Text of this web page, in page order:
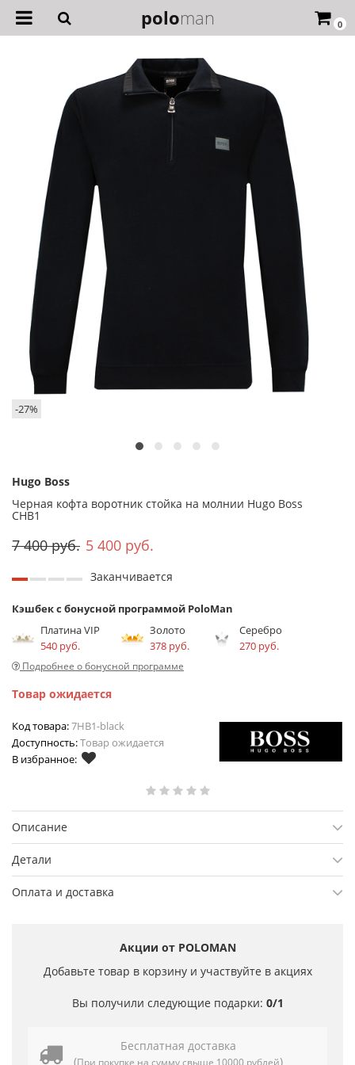
0
poloman
-27%
Hugo Boss
Черная кофта воротник стойка на молнии Hugo Boss
CHB1
7 400 руб. 5 400 руб.
Заканчивается
Кэшбек с бонусной программой PoloMan
Платина VIP
540 руб.
Золото
378 руб.
Серебро
270 руб.
Подробнее о бонусной программе
Товар ожидается
Код товара:7HB1-black
Доступность:Товар ожидается
В избранное:
Описание
Детали
Оплата и доставка
Акции от POLOMAN
Добавьте товар в корзину и участвуйте в акциях
Вы получили следующие подарки: 0/1
Бесплатная доставка
(При покупке на сумму свыше 10000 рублей)